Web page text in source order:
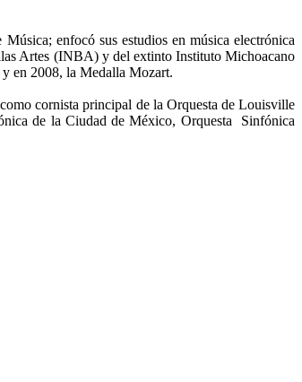
enfocó sus estudios en música electrónica
Artes (INBA) y del extinto Instituto Michoacano
en 2008, la Medalla Mozart.
cornista principal de la Orquesta de Louisville
de la Ciudad de México, Orquesta Sinfónica